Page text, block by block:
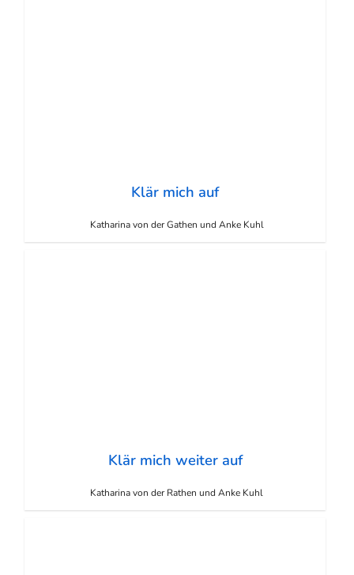
Klär mich auf
Katharina von der Gathen und Anke Kuhl
Klär mich weiter auf
Katharina von der Rathen und Anke Kuhl